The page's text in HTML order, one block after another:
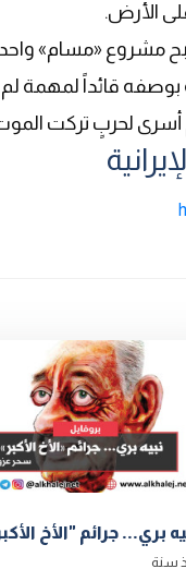
الأرض.
أصبح مشروع «مسام»
قائداً لمهمة
أسرى لحربٍ تركت
بري... جرائم "الأخ
سنة